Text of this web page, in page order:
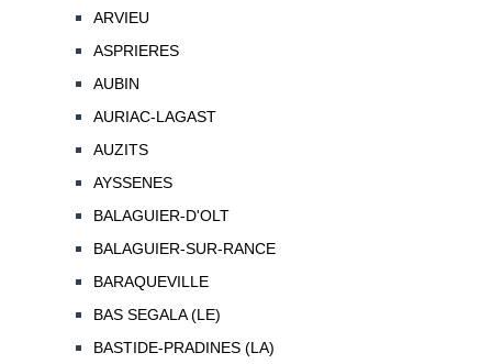
ARVIEU
ASPRIERES
AUBIN
AURIAC-LAGAST
AUZITS
AYSSENES
BALAGUIER-D'OLT
BALAGUIER-SUR-RANCE
BARAQUEVILLE
BAS SEGALA (LE)
BASTIDE-PRADINES (LA)